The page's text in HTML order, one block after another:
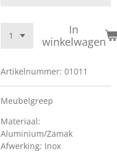
In
winkelwagen
Artikelnummer: 01011
Meubelgreep
Materiaal:
Aluminium/Zamak
Afwerking: Inox